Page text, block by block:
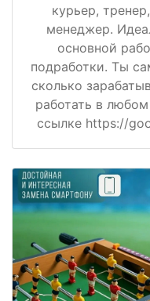
курьер,
менеджер.
основной
подработки. Ты
сколько
работать в
ссылке https://